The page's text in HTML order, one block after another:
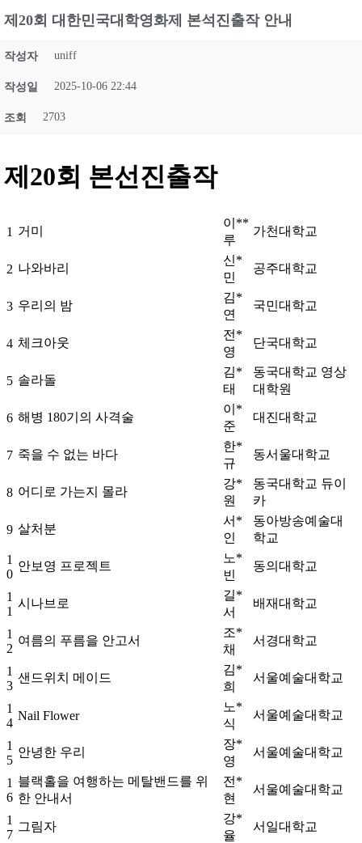
제20회 대한민국대학영화제 본석진출작 안내
작성자 uniff
작성일 2025-10-06 22:44
조회 2703
제20회 본선진출작
1 거미
이**
루
가천대학교
2 나와바리
신*
민
공주대학교
3 우리의 밤
김*
연
국민대학교
4 체크아웃
전*
영
단국대학교
5 솔라돌
김*
태
동국대학교 영상
대학원
6 해병 180기의 사격술
이*
준
대진대학교
7 죽을 수 없는 바다
한*
규
동서울대학교
8 어디로 가는지 몰라
강*
원
동국대학교 듀이
카
9 살처분
서*
인
동아방송예술대
학교
1
0
안보영 프로젝트
노*
빈
동의대학교
1
1
시나브로
길*
서
배재대학교
1
2
여름의 푸름을 안고서
조*
채
서경대학교
1
3
샌드위치 메이드
김*
희
서울예술대학교
1
4
Nail Flower
노*
식
서울예술대학교
1
5
안녕한 우리
장*
영
서울예술대학교
1
6
블랙홀을 여행하는 메탈밴드를 위
한 안내서
전*
현
서울예술대학교
1
7
그림자
강*
율
서일대학교